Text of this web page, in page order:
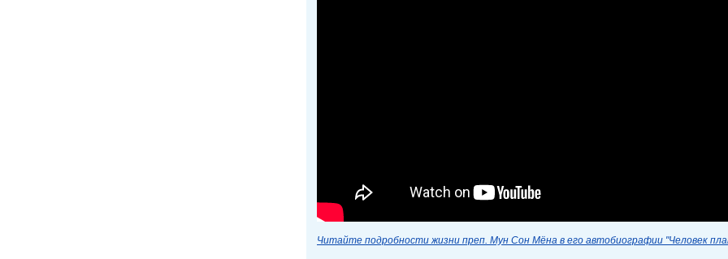
Читайте подробности жизни преп. Мун Сон Мёна в его автобиографии "Человек